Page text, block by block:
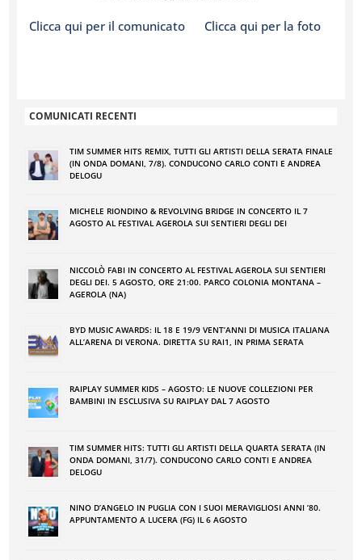
Clicca qui per il comunicato Clicca qui per la foto
COMUNICATI RECENTI
TIM SUMMER HITS REMIX, TUTTI GLI ARTISTI DELLA SERATA FINALE
(IN ONDA DOMANI, 7/8). CONDUCONO CARLO CONTI E ANDREA
DELOGU
MICHELE RIONDINO & REVOLVING BRIDGE IN CONCERTO IL 7
AGOSTO AL FESTIVAL AGEROLA SUI SENTIERI DEGLI DEI
NICCOLÒ FABI IN CONCERTO AL FESTIVAL AGEROLA SUI SENTIERI
DEGLI DEI. 5 AGOSTO, ORE 21:00. PARCO COLONIA MONTANA –
AGEROLA (NA)
BYD MUSIC AWARDS: IL 18 E 19/9 VENT’ANNI DI MUSICA ITALIANA
ALL’ARENA DI VERONA. DIRETTA SU RAI1, IN PRIMA SERATA
RAIPLAY SUMMER KIDS – AGOSTO: LE NUOVE COLLEZIONI PER
BAMBINI IN ESCLUSIVA SU RAIPLAY DAL 7 AGOSTO
TIM SUMMER HITS: TUTTI GLI ARTISTI DELLA QUARTA SERATA (IN
ONDA DOMANI, 31/7). CONDUCONO CARLO CONTI E ANDREA
DELOGU
NINO DʼANGELO IN PUGLIA CON I SUOI MERAVIGLIOSI ANNI ʼ80.
APPUNTAMENTO A LUCERA (FG) IL 6 AGOSTO